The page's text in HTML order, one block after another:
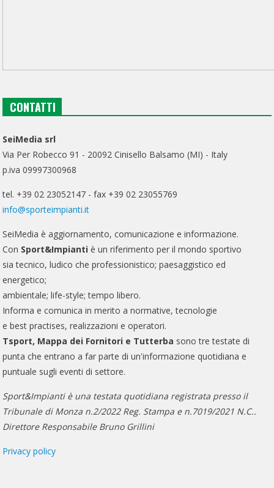
CONTATTI
SeiMedia srl
Via Per Robecco 91 - 20092 Cinisello Balsamo (MI) - Italy
p.iva 09997300968
tel. +39 02 23052147 - fax +39 02 23055769
info@sporteimpianti.it
SeiMedia è aggiornamento, comunicazione e informazione.
Con Sport&Impianti è un riferimento per il mondo sportivo
sia tecnico, ludico che professionistico; paesaggistico ed
energetico;
ambientale; life-style; tempo libero.
Informa e comunica in merito a normative, tecnologie
e best practises, realizzazioni e operatori.
Tsport, Mappa dei Fornitori e Tutterba sono tre testate di
punta che entrano a far parte di un'informazione quotidiana e
puntuale sugli eventi di settore.
Sport&Impianti è una testata quotidiana registrata presso il
Tribunale di Monza n.2/2022 Reg. Stampa e n.7019/2021 N.C..
Direttore Responsabile Bruno Grillini
Privacy policy